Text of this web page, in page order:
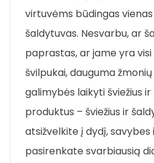
virtuvėms būdingas
šaldytuvas. Nesvarbu, ar
paprastas, ar jame yra
švilpukai, dauguma
galimybės laikyti šviežius
produktus – šviežius ir
atsižvelkite į dydį,
pasirenkate svarbiausią